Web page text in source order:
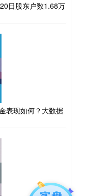
日股东户数1.68万
表现如何？大数据